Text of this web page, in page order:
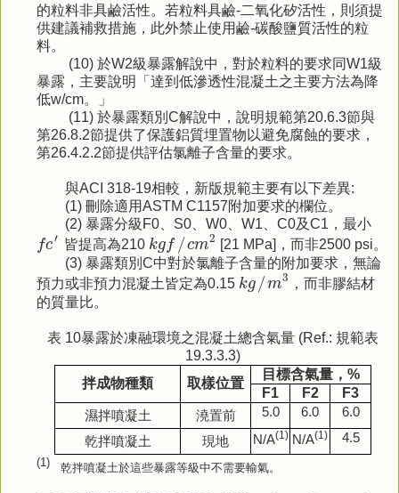
的粒料非具鹼活性。若粒料具鹼-二氧化矽活性，則須提
供建議補救措施，此外禁止使用鹼-碳酸鹽質活性的粒
料。
(10) 於W2級暴露解說中，對於粒料的要求同W1級
暴露，主要說明「達到低滲透性混凝土之主要方法為降
低w/cm。」
(11) 於暴露類別C解說中，說明規範第20.6.3節與
第26.8.2節提供了保護鋁質埋置物以避免腐蝕的要求，
第26.4.2.2節提供評估氯離子含量的要求。
與ACI 318-19相較，新版規範主要有以下差異:
(1) 刪除適用ASTM C1157附加要求的欄位。
(2) 暴露分級F0、S0、W0、W1、C0及C1，最小
fc′
c 皆提高為210 kgf /cm2
kg f/cm 2
[21 MPa]，而非2500 psi。
(3) 暴露類別C中對於氯離子含量的附加要求，無論
預力或非預力混凝土皆定為0.15 kg /m3
kg/m3
，而非膠結材
的質量比。
表 10暴露於凍融環境之混凝土總含氣量 (Ref.: 規範表
19.3.3.3)
拌成物種類
取樣位置
目標含氣量，%
F1
F2 F3
濕拌噴凝土 澆置前 5.0 6.0 6.0
乾拌噴凝土 現地 N/A(1) N/A(1) 4.5
(1) 乾拌噴凝土於這些暴露等級中不需要輸氣。